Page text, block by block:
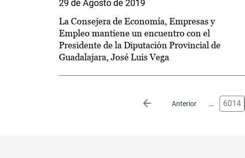
29 de Agosto de 2019
La Consejera de Economía, Empresas y
Empleo mantiene un encuentro con el
Presidente de la Diputación Provincial de
Guadalajara, José Luis Vega
Anterior
Página anterior … 6014